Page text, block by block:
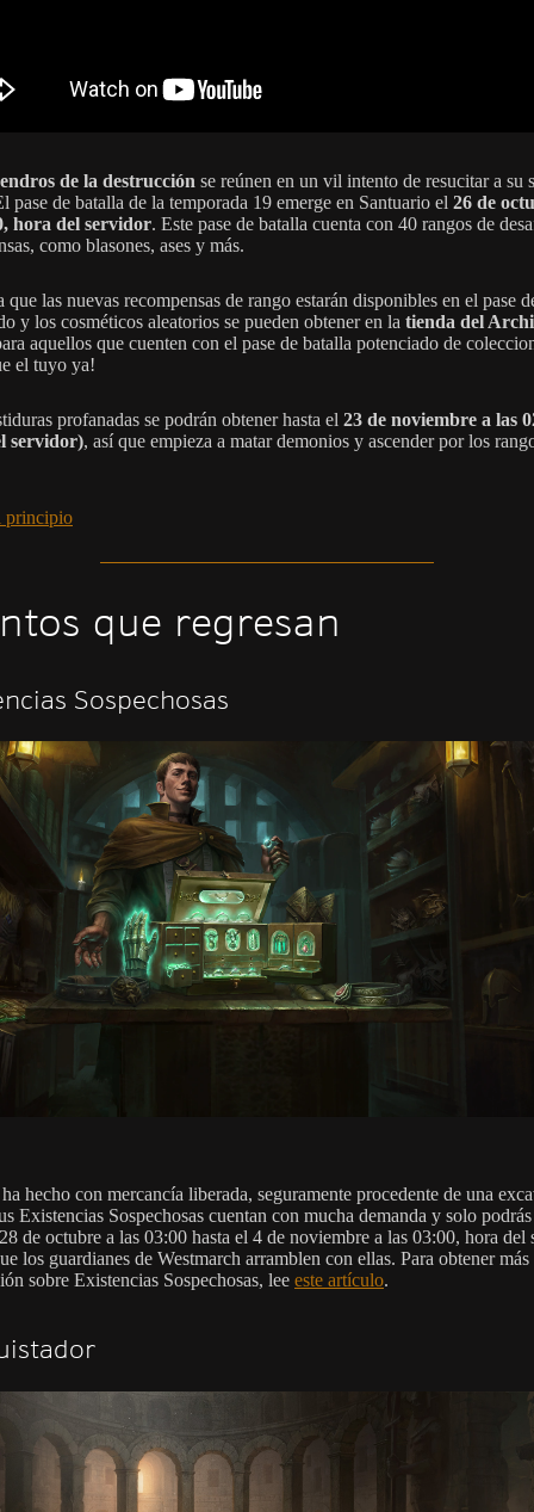
de la destrucción se reúnen en un vil intento de resucitar a su
pase de batalla de la temporada 19 emerge en Santuario el 26 de
hora del servidor. Este pase de batalla cuenta con 40 rangos de
como blasones, ases y más.
que las nuevas recompensas de rango estarán disponibles en el pase
y los cosméticos aleatorios se pueden obtener en la tienda del
aquellos que cuenten con el pase de batalla potenciado de
el tuyo ya!
profanadas se podrán obtener hasta el 23 de noviembre a las
servidor), así que empieza a matar demonios y ascender por los
principio
que regresan
Sospechosas
hecho con mercancía liberada, seguramente procedente de una
Existencias Sospechosas cuentan con mucha demanda y solo
de octubre a las 03:00 hasta el 4 de noviembre a las 03:00, hora del
los guardianes de Westmarch arramblen con ellas. Para obtener más
sobre Existencias Sospechosas, lee este artículo.